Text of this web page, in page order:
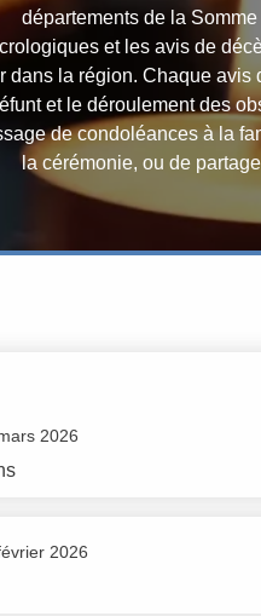
départements de la
et les avis de
dans la région. Chaque avis
et le déroulement des
de condoléances à la
la cérémonie, ou de
2026
2026